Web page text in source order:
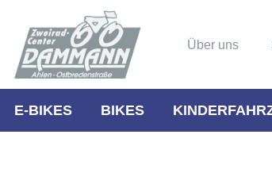
Über uns
E-BIKES BIKES